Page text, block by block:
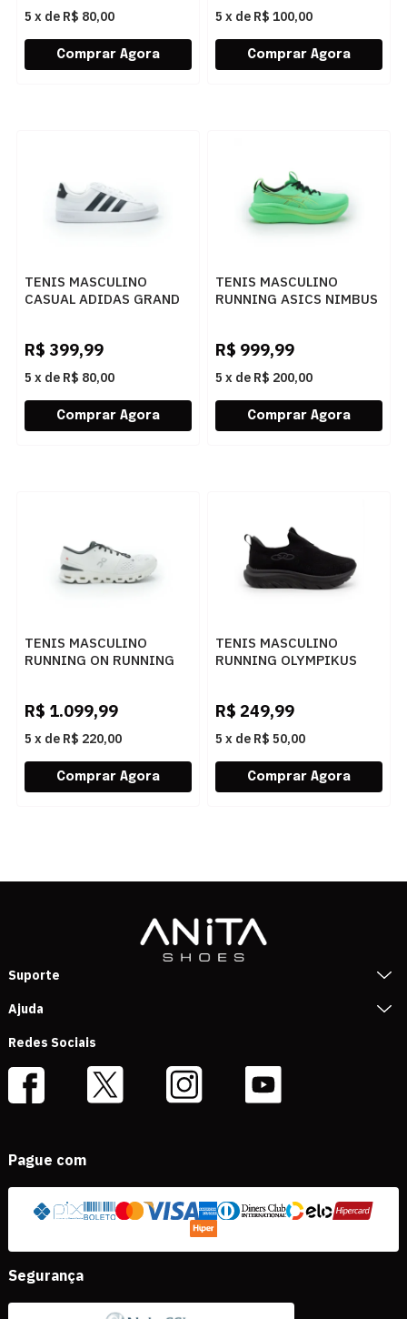
5 x de R$ 80,00 5 x de R$ 100,00
TENIS MASCULINO
CASUAL ADIDAS GRAND
R$ 399,99
5 x de R$ 80,00
TENIS MASCULINO
RUNNING ASICS NIMBUS
R$ 999,99
5 x de R$ 200,00
TENIS MASCULINO
RUNNING ON RUNNING
R$ 1.099,99
5 x de R$ 220,00
TENIS MASCULINO
RUNNING OLYMPIKUS
R$ 249,99
5 x de R$ 50,00
Suporte
Ajuda
Redes Sociais
Pague com
Segurança